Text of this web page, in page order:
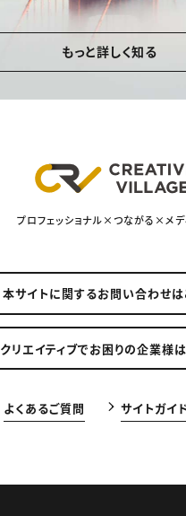
もっと詳しく知る
プロフェッショナル×つながる×メデ
本サイトに関するお問い合わせは
クリエイティブでお困りの企業様
よくあるご質問 サイトガイ